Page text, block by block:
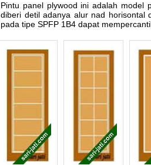
Pintu panel plywood ini adalah model
diberi detil adanya alur nad horisontal
pada tipe SPFP 1B4 dapat